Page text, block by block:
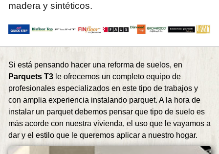
madera y sintéticos.
Si está pensando hacer una reforma de suelos, en
Parquets T3 le ofrecemos un completo equipo de
profesionales especializados en este tipo de trabajos y
con amplia experiencia instalando parquet. A la hora de
instalar un parquet debemos pensar que tipo de suelo es
más acorde con nuestra vivienda, el uso que le vayamos a
dar y el estilo que le queremos aplicar a nuestro hogar.